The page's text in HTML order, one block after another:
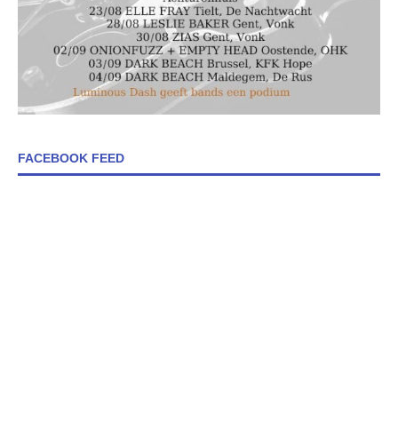
FACEBOOK FEED